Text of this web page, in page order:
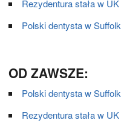
Rezydentura stała w UK
Polski dentysta w Suffolk
OD ZAWSZE:
Polski dentysta w Suffolk
Rezydentura stała w UK